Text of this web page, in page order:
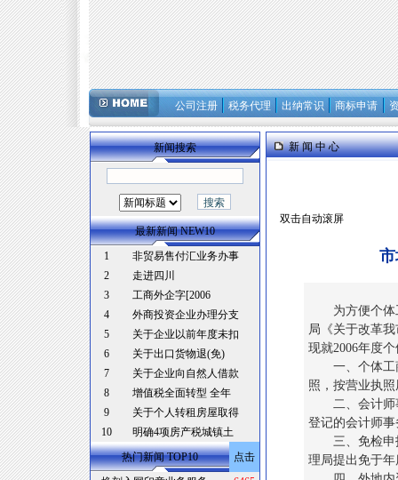
公司注册 税务代理 出纳常识 商标申请
新闻搜索
最新新闻 NEW10
1
非贸易售付汇业务办事
2
走进四川
3
工商外企字[2006
4
外商投资企业办理分支
5
关于企业以前年度未扣
6
关于出口货物退(免)
7
关于企业向自然人借款
8
增值税全面转型 全年
9
关于个人转租房屋取得
10
明确4项房产税城镇土
热门新闻 TOP10
点击
新 闻 中 心
双击自动滚屏
为方便个体工
局《关于改革
现就2006年度
一、个体工商
照，按营业执
二、会计师事
登记的会计师事
三、免检申报
理局提出免于年